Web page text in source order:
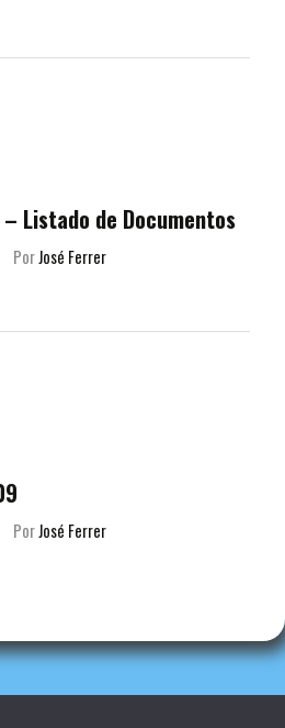
Listado de Documentos
PorJosé Ferrer
PorJosé Ferrer